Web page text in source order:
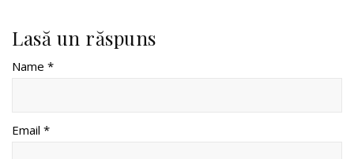
Lasă un răspuns
Name *
Email *